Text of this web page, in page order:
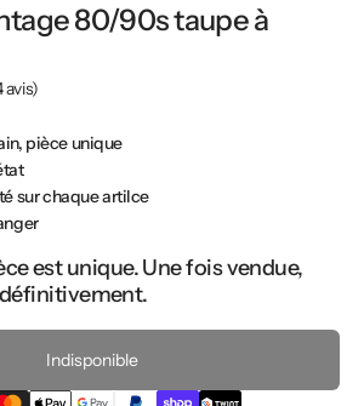
80/90s taupe à
avis)
pièce unique
sur chaque artilce
est unique. Une fois vendue,
Indisponible